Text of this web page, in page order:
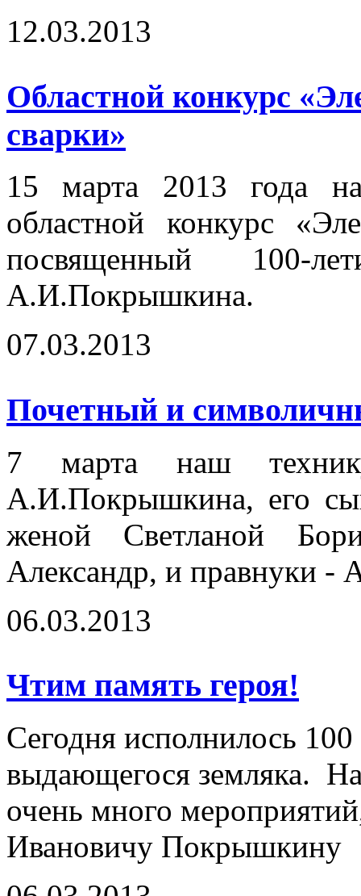
12.03.2013
Областной конкурс
сварки»
15 марта 2013 года
областной конкурс
посвященный 100-
А.И.Покрышкина.
07.03.2013
Почетный и
7 марта наш
А.И.Покрышкина, его
женой Светланой
Александр, и правнуки -
06.03.2013
Чтим память героя!
Сегодня исполнилось
выдающегося земляка.
очень много
Ивановичу Покрышкину